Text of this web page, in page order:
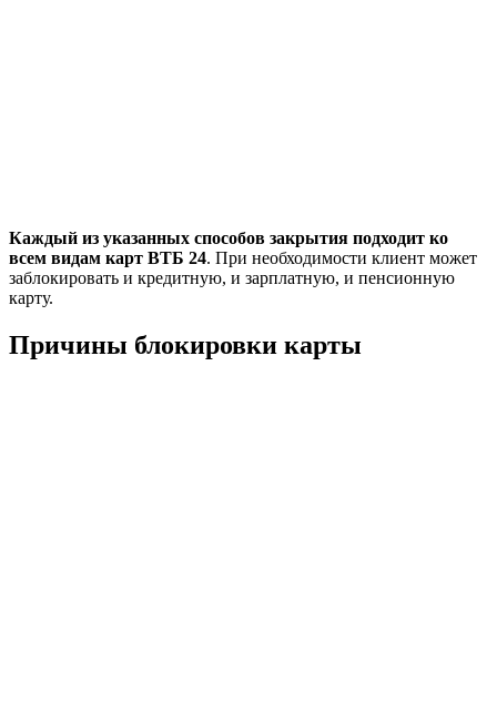
Каждый из указанных способов закрытия подходит ко
всем видам карт ВТБ 24. При необходимости клиент может
заблокировать и кредитную, и зарплатную, и пенсионную
карту.
Причины блокировки карты